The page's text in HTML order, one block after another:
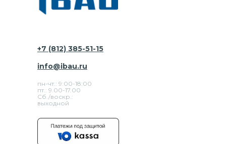
+7 (812) 385-51-15
пн-чт.: 9:00-18:00
пт.: 9.00-17.00
Сб./воскр.:
выходной
info@ibau.ru